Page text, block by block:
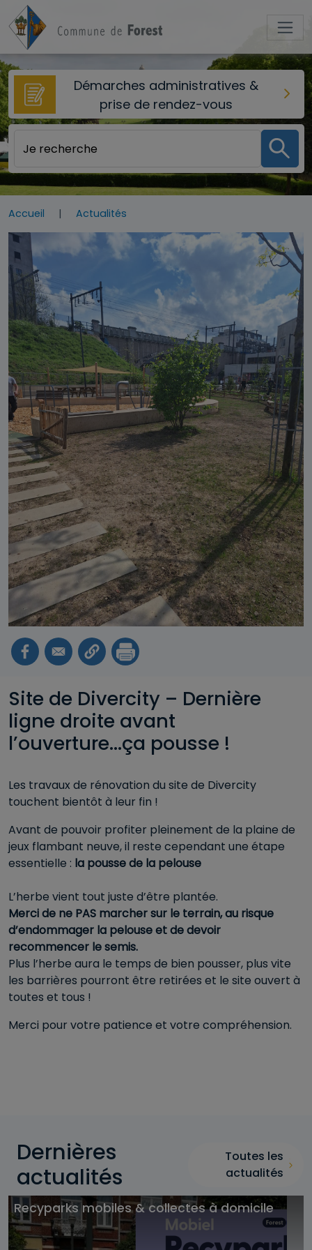
Aller au contenu principal
Démarches administratives &
prise de rendez-vous
Accueil
Actualités
Image
Site de Divercity – Dernière
ligne droite avant
l’ouverture...ça pousse !
Les travaux de rénovation du site de Divercity
touchent bientôt à leur fin !
Avant de pouvoir profiter pleinement de la plaine de
jeux flambant neuve, il reste cependant une étape
essentielle : la pousse de la pelouse
L’herbe vient tout juste d’être plantée.
Merci de ne PAS marcher sur le terrain, au risque
d’endommager la pelouse et de devoir
recommencer le semis.
Plus l’herbe aura le temps de bien pousser, plus vite
les barrières pourront être retirées et le site ouvert à
toutes et tous !
Merci pour votre patience et votre compréhension.
Dernières
actualités
Toutes les
actualités
Recyparks mobiles & collectes à domicile